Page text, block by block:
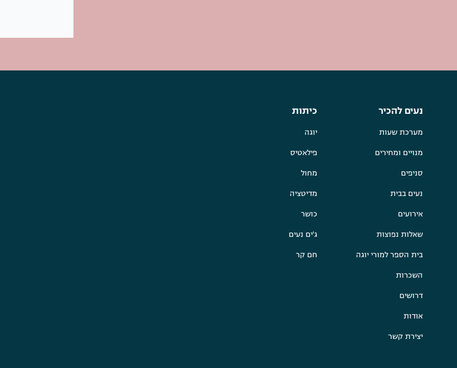
נעים להכיר
מערכת שעות
מנויים ומחירים
סניפים
נעים בבית
אירועים
שאלות נפוצות
בית הספר למורי יוגה
השכרות
דרושים
אודות
יצירת קשר
כיתות
יוגה
פילאטיס
מחול
מדיטציה
כושר
ג'ים נעים
חם קר